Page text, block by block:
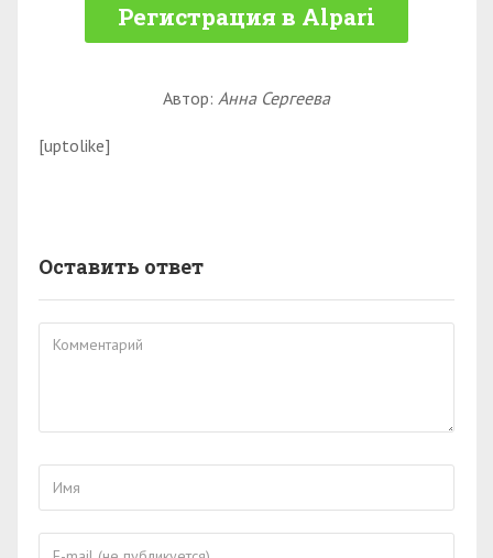
Регистрация в Alpari
Автор: Анна Сергеева
[uptolike]
Оставить ответ